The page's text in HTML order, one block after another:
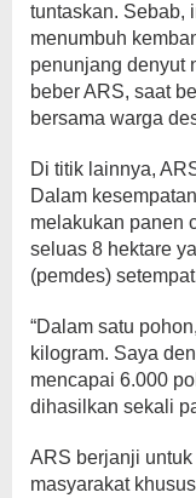
tuntaskan. Sebab,
menumbuh
penunjang denyut
beber ARS, saat
bersama warga
Di titik lainnya,
Dalam
melakukan panen
seluas 8 hektare
(pemdes)
“Dalam satu
kilogram. Saya
mencapai 6.000
dihasilkan sekali
ARS berjanji
masyarakat